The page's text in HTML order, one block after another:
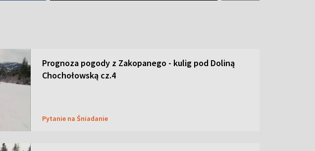
Prognoza pogody z Zakopanego - kulig pod Doliną
Chochołowską cz.4
Pytanie na Śniadanie